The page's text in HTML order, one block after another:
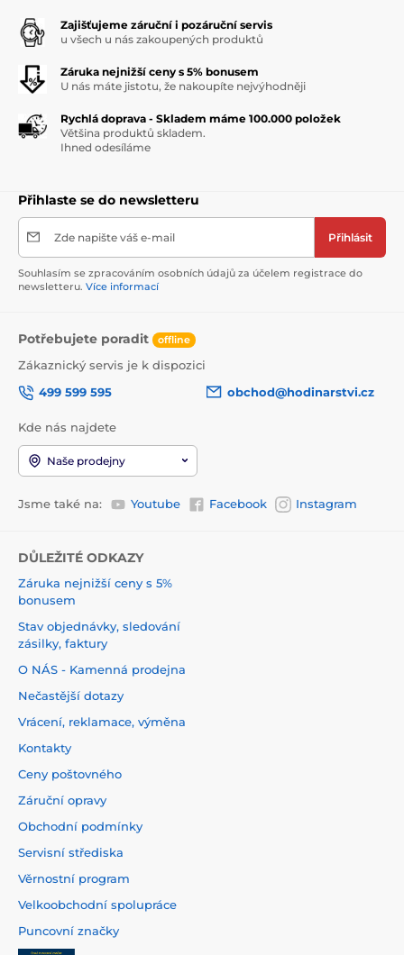
Zajišťujeme záruční i pozáruční servis
u všech u nás zakoupených produktů
Záruka nejnižší ceny s 5% bonusem
U nás máte jistotu, že nakoupíte nejvýhodněji
Rychlá doprava - Skladem máme 100.000 položek
Většina produktů skladem.
Ihned odesíláme
Přihlaste se do newsletteru
Zde napište váš e-mail Přihlásit
Souhlasím se zpracováním osobních údajů za účelem registrace do
newsletteru. Více informací
Potřebujete poradit offline
Zákaznický servis je k dispozici
499 599 595
obchod@hodinarstvi.cz
Kde nás najdete
Naše prodejny
Jsme také na: Youtube Facebook Instagram
DŮLEŽITÉ ODKAZY
Záruka nejnižší ceny s 5%
bonusem
Stav objednávky, sledování
zásilky, faktury
O NÁS - Kamenná prodejna
Nečastější dotazy
Vrácení, reklamace, výměna
Kontakty
Ceny poštovného
Záruční opravy
Obchodní podmínky
Servisní střediska
Věrnostní program
Velkoobchodní spolupráce
Puncovní značky